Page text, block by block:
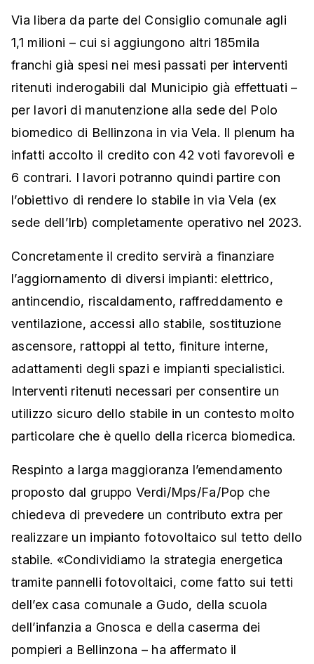
Via libera da parte del Consiglio comunale agli
1,1 milioni – cui si aggiungono altri 185mila
franchi già spesi nei mesi passati per interventi
ritenuti inderogabili dal Municipio già effettuati –
per lavori di manutenzione alla sede del Polo
biomedico di Bellinzona in via Vela. Il plenum ha
infatti accolto il credito con 42 voti favorevoli e
6 contrari. I lavori potranno quindi partire con
l’obiettivo di rendere lo stabile in via Vela (ex
sede dell’Irb) completamente operativo nel 2023.
Concretamente il credito servirà a finanziare
l’aggiornamento di diversi impianti: elettrico,
antincendio, riscaldamento, raffreddamento e
ventilazione, accessi allo stabile, sostituzione
ascensore, rattoppi al tetto, finiture interne,
adattamenti degli spazi e impianti specialistici.
Interventi ritenuti necessari per consentire un
utilizzo sicuro dello stabile in un contesto molto
particolare che è quello della ricerca biomedica.
Respinto a larga maggioranza l’emendamento
proposto dal gruppo Verdi/Mps/Fa/Pop che
chiedeva di prevedere un contributo extra per
realizzare un impianto fotovoltaico sul tetto dello
stabile. «Condividiamo la strategia energetica
tramite pannelli fotovoltaici, come fatto sui tetti
dell’ex casa comunale a Gudo, della scuola
dell’infanzia a Gnosca e della caserma dei
pompieri a Bellinzona – ha affermato il